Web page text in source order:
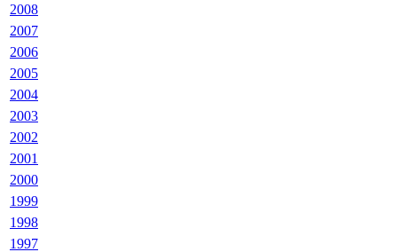
2008
2007
2006
2005
2004
2003
2002
2001
2000
1999
1998
1997